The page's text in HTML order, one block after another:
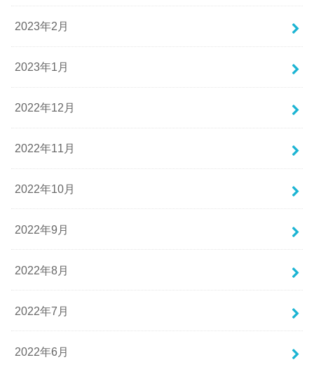
2023年2月
2023年1月
2022年12月
2022年11月
2022年10月
2022年9月
2022年8月
2022年7月
2022年6月